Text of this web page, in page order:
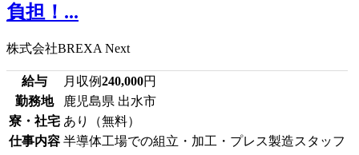
負担！...
株式会社BREXA Next
給与 月収例240,000円
勤務地
鹿児島県 出水市
寮・社宅 あり（無料）
仕事内容 半導体工場での組立・加工・プレス製造スタッフ